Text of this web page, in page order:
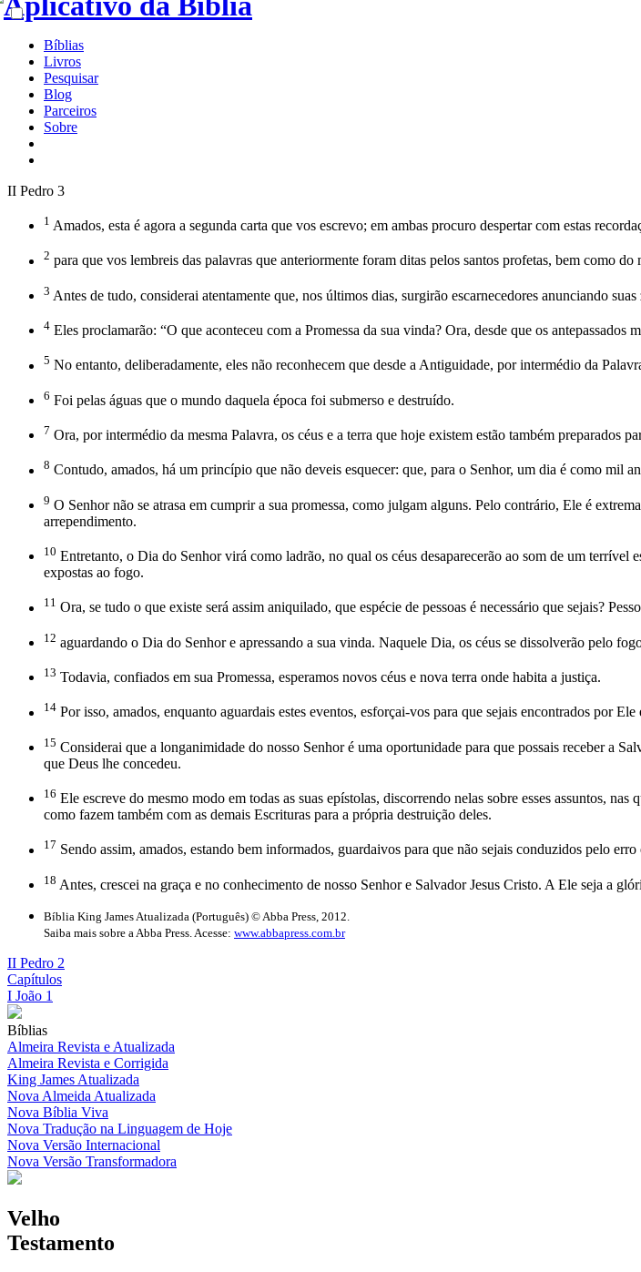
Bíblias
Livros
Pesquisar
Blog
Parceiros
Sobre
II Pedro 3
1 Amados, esta é agora a segunda carta que vos escrevo; em ambas procuro despertar com estas
2 para que vos lembreis das palavras que anteriormente foram ditas pelos santos profetas, bem como
3 Antes de tudo, considerai atentamente que, nos últimos dias, surgirão escarnecedores anunciando
4 Eles proclamarão: “O que aconteceu com a Promessa da sua vinda? Ora, desde que os
5 No entanto, deliberadamente, eles não reconhecem que desde a Antiguidade, por intermédio da
6 Foi pelas águas que o mundo daquela época foi submerso e destruído.
7 Ora, por intermédio da mesma Palavra, os céus e a terra que hoje existem estão também preparados
8 Contudo, amados, há um princípio que não deveis esquecer: que, para o Senhor, um dia é como mil
9 O Senhor não se atrasa em cumprir a sua promessa, como julgam alguns. Pelo contrário, Ele é
arrependimento.
10 Entretanto, o Dia do Senhor virá como ladrão, no qual os céus desaparecerão ao som de um terrível
expostas ao fogo.
11 Ora, se tudo o que existe será assim aniquilado, que espécie de pessoas é necessário que sejais?
12 aguardando o Dia do Senhor e apressando a sua vinda. Naquele Dia, os céus se dissolverão pelo
13 Todavia, confiados em sua Promessa, esperamos novos céus e nova terra onde habita a justiça.
14 Por isso, amados, enquanto aguardais estes eventos, esforçai-vos para que sejais encontrados por
15 Considerai que a longanimidade do nosso Senhor é uma oportunidade para que possais receber a
que Deus lhe concedeu.
16 Ele escreve do mesmo modo em todas as suas epístolas, discorrendo nelas sobre esses assuntos,
como fazem também com as demais Escrituras para a própria destruição deles.
17 Sendo assim, amados, estando bem informados, guardaivos para que não sejais conduzidos pelo
18 Antes, crescei na graça e no conhecimento de nosso Senhor e Salvador Jesus Cristo. A Ele seja a
Bíblia King James Atualizada (Português) © Abba Press, 2012.
Saiba mais sobre a Abba Press. Acesse: www.abbapress.com.br
II Pedro 2
Capítulos
I João 1
Bíblias
Almeira Revista e Atualizada
Almeira Revista e Corrigida
King James Atualizada
Nova Almeida Atualizada
Nova Bíblia Viva
Nova Tradução na Linguagem de Hoje
Nova Versão Internacional
Nova Versão Transformadora
Velho
Testamento